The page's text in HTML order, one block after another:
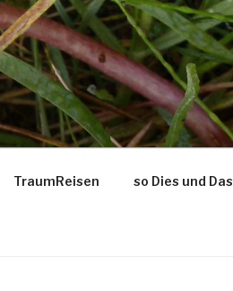
TraumReisen so Dies und Das